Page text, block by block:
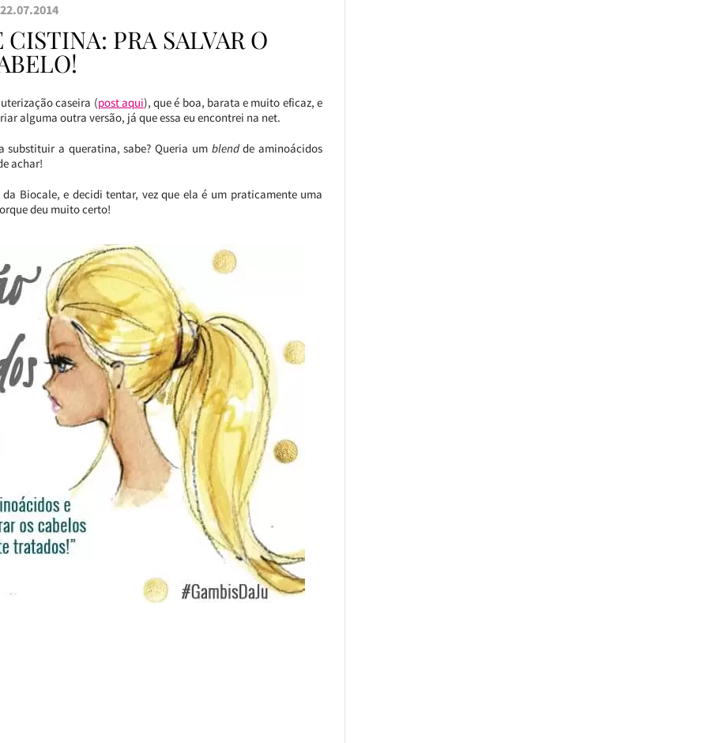
22.07.2014
PRA SALVAR O
caseira (post aqui), que é boa, barata e muito eficaz, e
alguma outra versão, já que essa eu encontrei na net.
a queratina, sabe? Queria um blendde aminoácidos
achar!
da Biocale, e decidi tentar, vez que ela é um praticamente uma
deu muito certo!